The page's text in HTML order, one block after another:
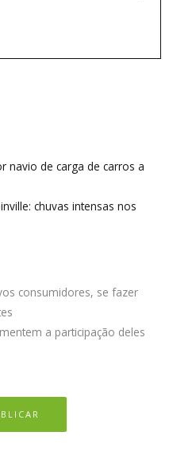
navio de carga de carros a
chuvas intensas nos
consumidores, se fazer
a participação deles